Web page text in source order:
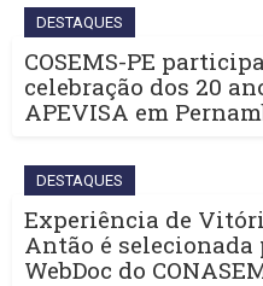
DESTAQUES
COSEMS-PE
celebração dos 20
APEVISA em
DESTAQUES
Experiência de
Antão é selecionada
WebDoc do